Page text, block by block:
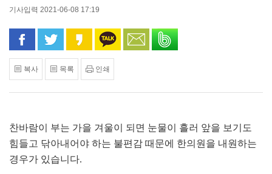
기사입력 2021-06-08 17:19
페이스북으로 공유
트위터로 공유카카오 스토리로 공유
카카오톡으로 공유
문자로 공유
복사 목록 인쇄
찬바람이 부는 가을 겨울이 되면 눈물이 흘러 앞을 보기도
힘들고 닦아내어야 하는 불편감 때문에 한의원을 내원하는
경우가 있습니다.